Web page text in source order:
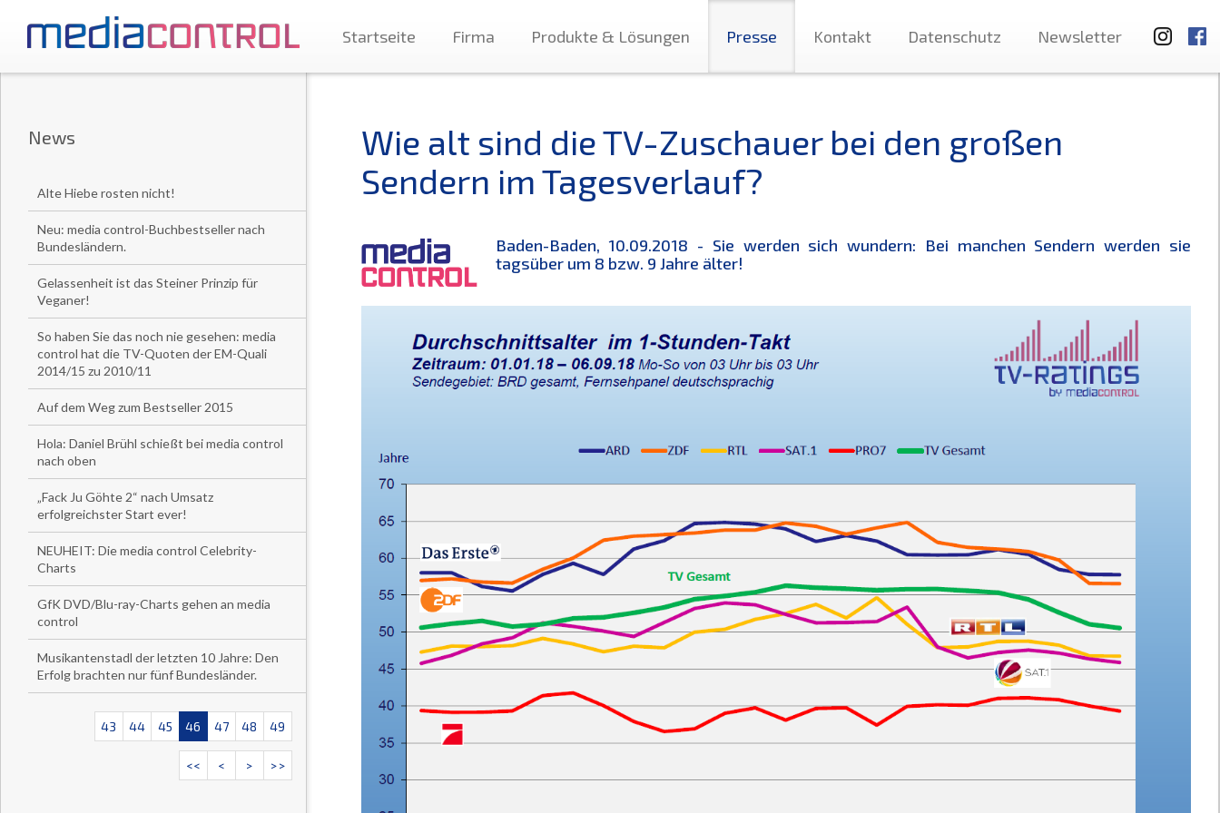
Startseite Firma Produkte & Lösungen Presse Kontakt Datenschutz Newsletter
News
Alte Hiebe rosten nicht!
Neu: media control-Buchbestseller nach
Bundesländern.
Gelassenheit ist das Steiner Prinzip für
Veganer!
So haben Sie das noch nie gesehen: media
control hat die TV-Quoten der EM-Quali
2014/15 zu 2010/11
Auf dem Weg zum Bestseller 2015
Hola: Daniel Brühl schießt bei media control
nach oben
„Fack Ju Göhte 2“ nach Umsatz
erfolgreichster Start ever!
NEUHEIT: Die media control Celebrity-
Charts
GfK DVD/Blu-ray-Charts gehen an media
control
Musikantenstadl der letzten 10 Jahre: Den
Erfolg brachten nur fünf Bundesländer.
43 44 45 46 47 48 49
<< < > >>
Wie alt sind die TV-Zuschauer bei den großen
Sendern im Tagesverlauf?
Baden-Baden, 10.09.2018 - Sie werden sich wundern: Bei manchen Sendern werden sie
tagsüber um 8 bzw. 9 Jahre älter!